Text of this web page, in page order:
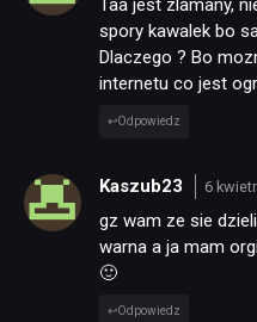
JUŻ
SKLEP
Taa jest zlamany,
spory kawalek bo
Dlaczego ? Bo
internetu co jest
Odpowiedz
Kaszub23 6
gz wam ze sie
warna a ja mam
🙂
Odpowiedz